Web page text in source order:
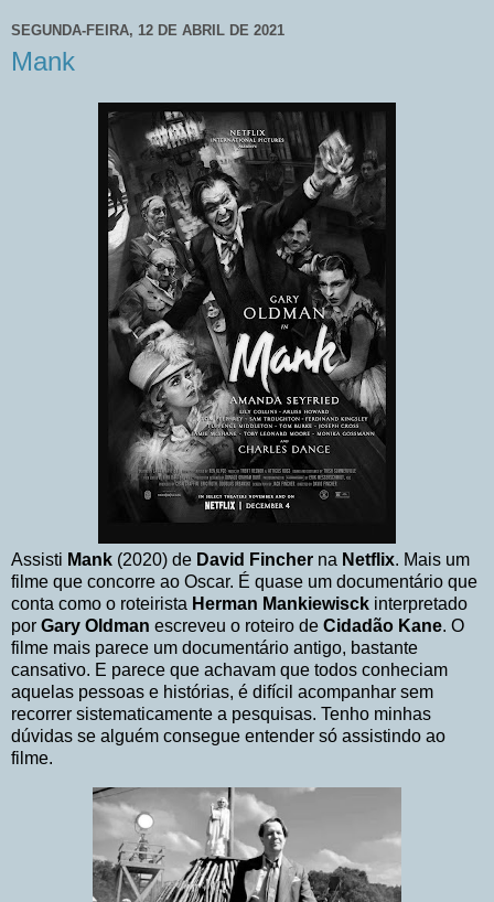
SEGUNDA-FEIRA, 12 DE ABRIL DE 2021
Mank
Assisti Mank (2020) de David Fincher na Netflix. Mais um
filme que concorre ao Oscar. É quase um documentário que
conta como o roteirista Herman Mankiewisck interpretado
por Gary Oldman escreveu o roteiro de Cidadão Kane. O
filme mais parece um documentário antigo, bastante
cansativo. E parece que achavam que todos conheciam
aquelas pessoas e histórias, é difícil acompanhar sem
recorrer sistematicamente a pesquisas. Tenho minhas
dúvidas se alguém consegue entender só assistindo ao
filme.